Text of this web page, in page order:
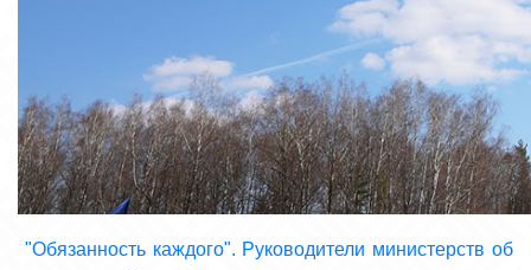
"Обязанность каждого". Руководители министерств об